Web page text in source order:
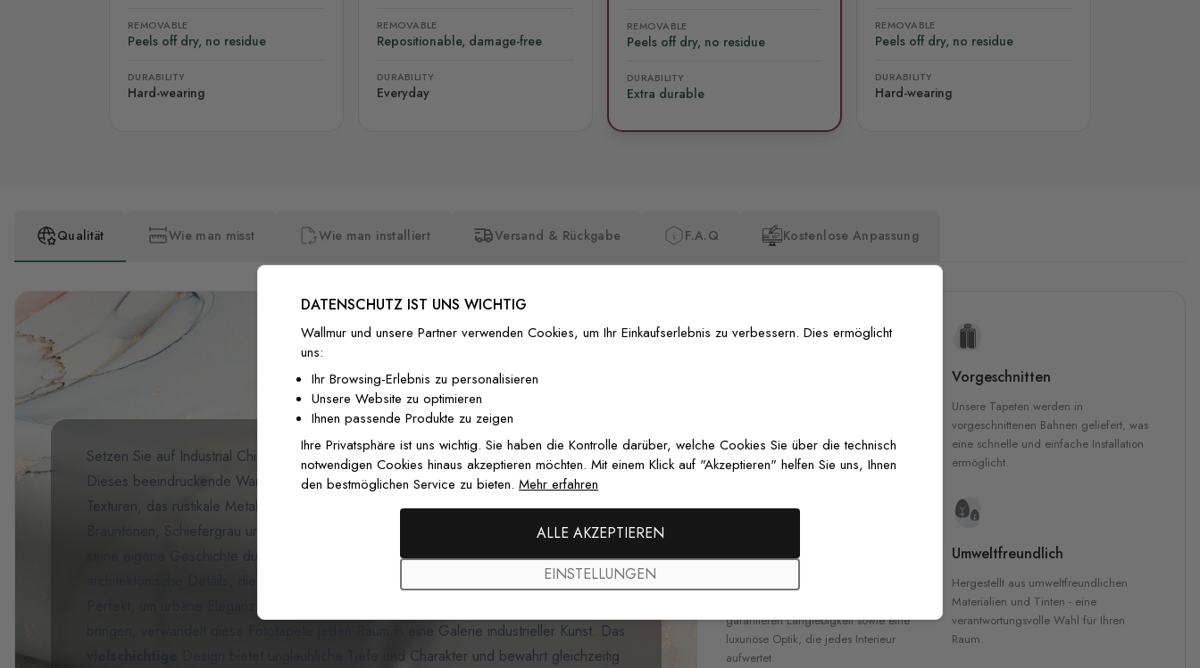
REMOVABLE
Peels off dry, no residue
DURABILITY
Hard-wearing
REMOVABLE
Repositionable, damage-free
DURABILITY
Everyday
REMOVABLE
Peels off dry, no residue
DURABILITY
Extra durable
REMOVABLE
Peels off dry, no residue
DURABILITY
Hard-wearing
Qualität Wie man misst Wie man installiert Versand & Rückgabe F.A.Q Kostenlose Anpassung
Setzen Sie auf Industrial Chic mit unsererDunkle Steinwand Muster Fototapete.
Dieses beeindruckende Wandbild zeigt ein reichhaltiges Patchwork aus verwitterten
Texturen, das rustikale Metallpaneele, gealtertes Holz und alte Steinflächen in tiefen
Brauntönen, Schiefergrau und vintage Rostnuancen kombiniert. Jedes Paneel erzählt
seine eigene Geschichte durch authentisch wirkende Patinas, Nieten und
architektonische Details, die die Illusion von geborgenen Industriematerialien schaffen.
bringen, verwandelt diese Fototapete jeden Raum in eine Galerie industrieller Kunst. Das
Design bietet unglaubliche Tiefe und Charakter und bewahrt gleichzeitig
zertifizierten Tinten für garantierte
Sicherheit in Innenräumen.
Vorgeschnitten
Unsere Tapeten werden in
vorgeschnittenen Bahnen geliefert, was
eine schnelle und einfache Installation
ermöglicht.
Hochwertige Materialien
garantieren Langlebigkeit sowie eine
luxuriöse Optik, die jedes Interieur
aufwertet.
Umweltfreundlich
Hergestellt aus umweltfreundlichen
Materialien und Tinten - eine
verantwortungsvolle Wahl für Ihren
Raum.
DATENSCHUTZ IST UNS WICHTIG
Wallmur und unsere Partner verwenden Cookies, um Ihr Einkaufserlebnis zu verbessern. Dies ermöglicht
uns:
Ihr Browsing-Erlebnis zu personalisieren
Unsere Website zu optimieren
Ihnen passende Produkte zu zeigen
Ihre Privatsphäre ist uns wichtig. Sie haben die Kontrolle darüber, welche Cookies Sie über die technisch
notwendigen Cookies hinaus akzeptieren möchten. Mit einem Klick auf "Akzeptieren" helfen Sie uns, Ihnen
den bestmöglichen Service zu bieten. Mehr erfahren
ALLE AKZEPTIEREN
EINSTELLUNGEN